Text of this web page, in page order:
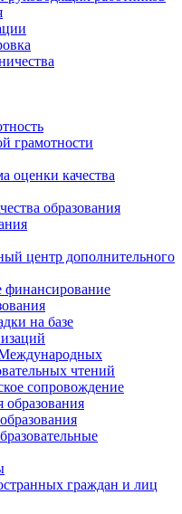
грамотности
оценки качества
образования
центр дополнительного
на базе
чтений
сопровождение
образования
граждан и лиц